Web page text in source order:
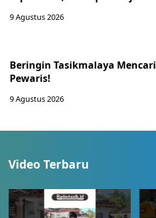
9 Agustus 2026
Beringin Tasikmalaya Mencari
Pewaris!
9 Agustus 2026
Video Terbaru